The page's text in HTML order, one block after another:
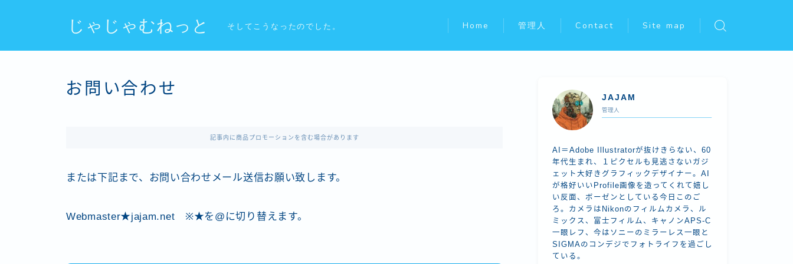
じゃじゃむねっと そしてこうなったのでした。 Home 管理人 Contact Site map
お問い合わせ
記事内に商品プロモーションを含む場合があります
または下記まで、お問い合わせメール送信お願い致します。
Webmaster★jajam.net ※★を@に切り替えます。
JAJAM
管理人
AI＝Adobe Illustratorが抜けきらない、60
年代生まれ、１ピクセルも見逃さないガジ
ェット大好きグラフィックデザイナー。AI
が格好いいProfile画像を造ってくれて嬉し
い反面、ボーゼンとしている今日このご
ろ。カメラはNikonのフィルムカメラ、ル
ミックス、富士フィルム、キャノンAPS-C
一眼レフ、今はソニーのミラーレス一眼と
SIGMAのコンデジでフォトライフを過ごし
ている。